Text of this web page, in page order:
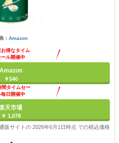
： Amazon
お得なタイム
ール開催中
Amazon
￥540
間タイムセー
毎日開催中
天市場
￥ 1,078
販サイトの 2026年6月1日時点 での税込価格